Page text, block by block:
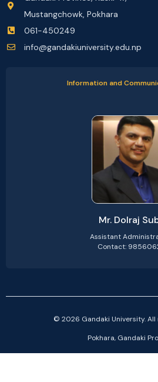
Mustangchowk, Pokhara
061-450249
info@gandakiuniversity.edu.np
Information and
Mr. Dolraj
Assistant
Contact:
© 2026 Gandaki University.
Pokhara, Gandaki